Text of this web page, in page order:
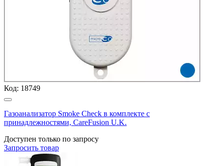
Код: 18749
Газоанализатор Smoke Check в комплекте с
принадлежностями, CareFusion U.K.
Доступен только по запросу
Запросить товар